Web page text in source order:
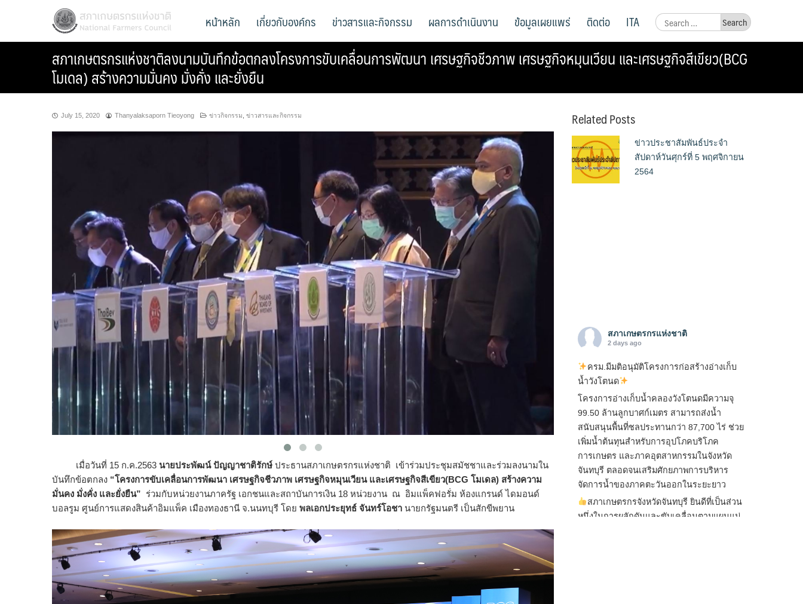
สภาเกษตรกรแห่งชาติ
National Farmers Council
Search
for:
หน้าหลัก เกี่ยวกับองค์กร ข่าวสารและกิจกรรม ผลการดำเนินงาน ข้อมูลเผยแพร่ ติดต่อ ITA
สภาเกษตรกรแห่งชาติลงนามบันทึกข้อตกลงโครงการขับเคลื่อนการพัฒนา เศรษฐกิจชีวภาพ เศรษฐกิจหมุนเวียน และเศรษฐกิจสีเขียว(BCG
โมเดล) สร้างความมั่นคง มั่งคั่ง และยั่งยืน
July 15, 2020 Thanyalaksaporn Tieoyong ข่าวกิจกรรม ข่าวสารและกิจกรรม
เมื่อวันที่ 15 ก.ค.2563 นายประพัฒน์ ปัญญาชาติรักษ์ ประธานสภาเกษตรกรแห่งชาติ เข้าร่วมประชุมสมัชชาและร่วมลงนามใน
บันทึกข้อตกลง “โครงการขับเคลื่อนการพัฒนา เศรษฐกิจชีวภาพ เศรษฐกิจหมุนเวียน และเศรษฐกิจสีเขียว(BCG โมเดล) สร้างความ
มั่นคง มั่งคั่ง และยั่งยืน” ร่วมกับหน่วยงานภาครัฐ เอกชนและสถาบันการเงิน 18 หน่วยงาน ณ อิมแพ็คฟอรั่ม ห้องแกรนด์ ไดมอนด์
บอลรูม ศูนย์การแสดงสินค้าอิมแพ็ค เมืองทองธานี จ.นนทบุรี โดย พลเอกประยุทธ์ จันทร์โอชา นายกรัฐมนตรี เป็นสักขีพยาน
Related Posts
ข่าวประชาสัมพันธ์ประจำ
สัปดาห์วันศุกร์ที่ 5 พฤศจิกายน
2564
สภาเกษตรกรแห่งชาติ
2 days ago
ครม.มีมติอนุมัติโครงการก่อสร้างอ่างเก็บ
น้ำวังโตนด
โครงการอ่างเก็บน้ำคลองวังโตนดมีความจุ
99.50 ล้านลูกบาศก์เมตร สามารถส่งน้ำ
สนับสนุนพื้นที่ชลประทานกว่า 87,700 ไร่ ช่วย
เพิ่มน้ำต้นทุนสำหรับการอุปโภคบริโภค
การเกษตร และภาคอุตสาหกรรมในจังหวัด
จันทบุรี ตลอดจนเสริมศักยภาพการบริหาร
จัดการน้ำของภาคตะวันออกในระยะยาว
สภาเกษตรกรจังหวัดจันทบุรี ยินดีที่เป็นส่วน
หนึ่งในการผลักดันและขับเคลื่อนตามแผนแม่